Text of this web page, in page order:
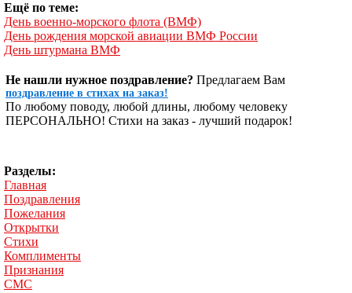
Ещё по теме:
День военно-морского флота (ВМФ)
День рождения морской авиации ВМФ России
День штурмана ВМФ
Не нашли нужное поздравление? Предлагаем Вам
поздравление в стихах на заказ!
По любому поводу, любой длины, любому человеку
ПЕРСОНАЛЬНО! Стихи на заказ - лучший подарок!
Разделы:
Главная
Поздравления
Пожелания
Открытки
Стихи
Комплименты
Признания
СМС